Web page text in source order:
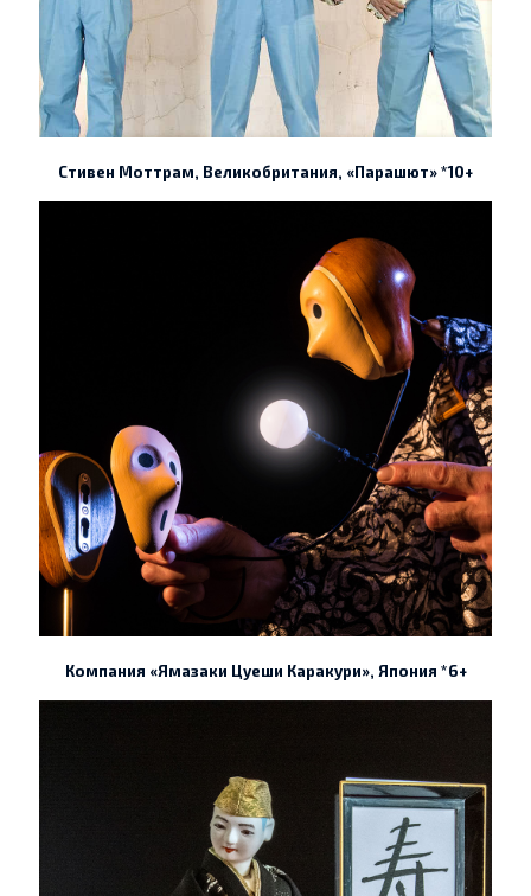
Стивен Моттрам, Великобритания, «Парашют» *10+
Компания «Ямазаки Цуеши Каракури», Япония *6+